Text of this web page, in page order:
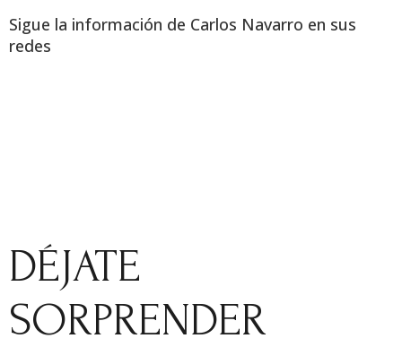
Sigue la información de Carlos Navarro en sus
redes
DÉJATE
SORPRENDER